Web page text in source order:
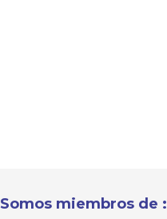
Somos miembros de :